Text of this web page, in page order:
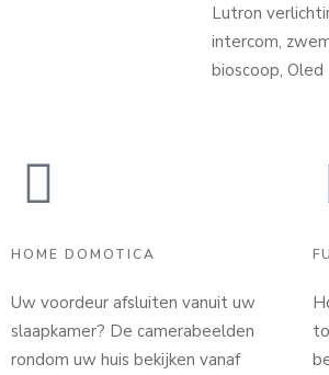
Lutron
intercom,
bioscoop,
HOME DOMOTICA
Uw voordeur afsluiten vanuit uw
slaapkamer? De camerabeelden
rondom uw huis bekijken vanaf